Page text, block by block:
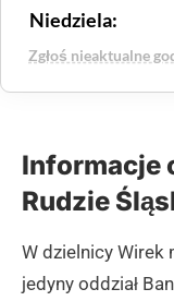
Niedziela:
Zgłoś nieaktualne
Informacje
Rudzie
W dzielnicy Wirek
jedyny oddział